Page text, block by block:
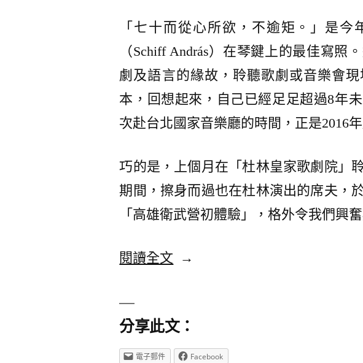
「七十而從心所欲，不逾矩。」是今
（Schiff András）在琴鍵上的最佳寫照
劇及語言的緣故，聆聽歌劇或音樂會
本，回想起來，自己已經足足超過8年
次赴台北國家音樂廳的時間，正是2016
巧的是，上個月在「杜林皇家歌劇院」
期間，擦身而過也在杜林演出的席夫，
「高雄衛武營初體驗」，格外令我們興奮
閱讀全文 〈【2024
鋼
琴
分享此文：
電子郵件 Facebook